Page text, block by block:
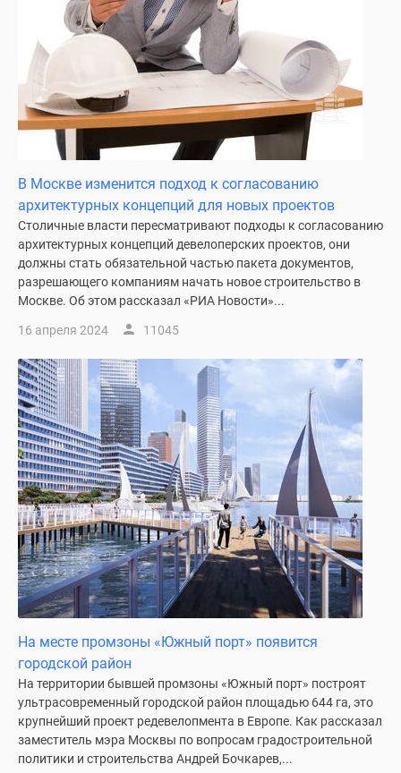
коттеджи
Коттеджные
поселки
Готовые
коттеджные
поселки
Строящиеся
коттеджные
поселки
поселки
лесу
Коттеджные
поселки
водоема
Коттеджные
поселки
ипотеку
Бизнес-
центры
Коттеджи
Скидки
акции
Макс
В Москве изменится подход к согласованию
архитектурных концепций для новых проектов
Столичные власти пересматривают подходы к согласованию
архитектурных концепций девелоперских проектов, они
должны стать обязательной частью пакета документов,
разрешающего компаниям начать новое строительство в
Москве. Об этом рассказал «РИА Новости»...
16 апреля 2024 11045
На месте промзоны «Южный порт» появится
городской район
На территории бывшей промзоны «Южный порт» построят
ультрасовременный городской район площадью 644 га, это
крупнейший проект редевелопмента в Европе. Как рассказал
заместитель мэра Москвы по вопросам градостроительной
политики и строительства Андрей Бочкарев,...